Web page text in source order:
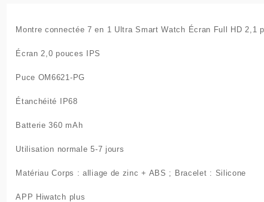
Montre connectée 7 en 1 Ultra Smart Watch Écran Full HD
Écran 2,0 pouces IPS
Puce OM6621-PG
Étanchéité IP68
Batterie 360 ​​mAh
Utilisation normale 5-7 jours
Matériau Corps : alliage de zinc + ABS ; Bracelet : Silicone
APP Hiwatch plus